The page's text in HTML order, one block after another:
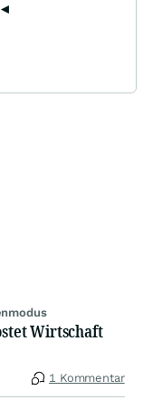
Wirtschaft
1 Kommentar